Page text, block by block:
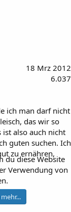
18 Mrz 2012
6.037
ich man darf nicht
das wir so
also auch nicht
guten suchen. Ich
zu ernähren,
du diese Website
Verwendung von